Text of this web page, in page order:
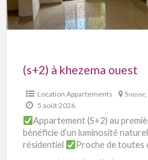
(s+2) à khezema ouest
Location Appartements Sousse,
5 août 2026
Appartement (S+2) au
bénéficie d’un luminosité
résidentiel
Proche de toutes